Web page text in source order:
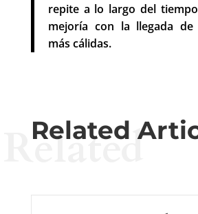
repite a lo largo del
mejoría con la llegada de
más cálidas.
Related
Related